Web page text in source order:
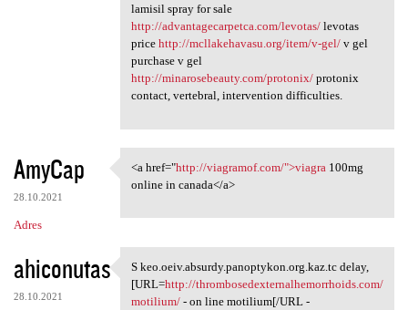
lamisil spray for sale
http://advantagecarpetca.com/levotas/levotas
price http://mcllakehavasu.org/item/v-gel/v gel
purchase v gel
http://minarosebeauty.com/protonix/protonix
contact, vertebral, intervention difficulties.
AmyCap
28.10.2021
Adres
<a href="http://viagramof.com
<a href="http://viagramof.com/">viagra 100mg
online in canada</a>
ahiconutas
28.10.2021
S keo.oeiv.absurdy.panoptykon
S keo.oeiv.absurdy.panoptykon.org.kaz.tc delay,
[URL=http://thrombosedexternalhemorrhoids.com/
motilium/- on line motilium[/URL -